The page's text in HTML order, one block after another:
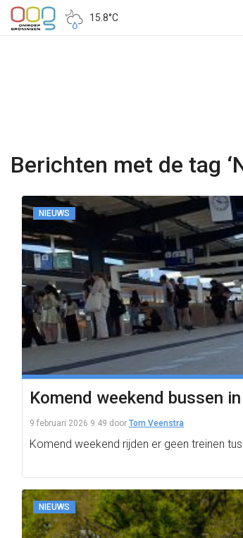
15.8°C
Berichten met de tag
NIEUWS
Komend weekend bussen
9 februari 2026 9:49 door Tom Veenstra
Komend weekend rijden er geen treinen
NIEUWS